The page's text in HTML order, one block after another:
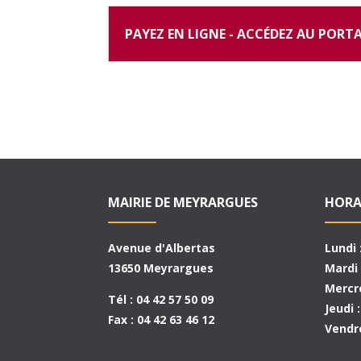
PAYEZ EN LIGNE - ACCÉDEZ AU
MAIRIE DE MEYRARGUES
Avenue d'Albertas
13650 Meyrargues
Tél : 04 42 57 50 09
Fax : 04 42 63 46 12
Lundi
Mardi
Jeudi